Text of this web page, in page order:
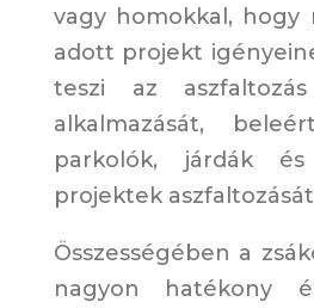
vagy homokkal, hogy
adott projekt
teszi az
alkalmazását,
parkolók, járdák
projektek
Összességében a
nagyon hatékony